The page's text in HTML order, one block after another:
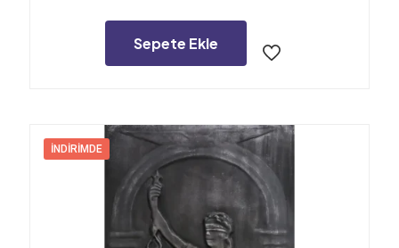
9.000,00₺.
Sepete Ekle
İNDIRIMDE